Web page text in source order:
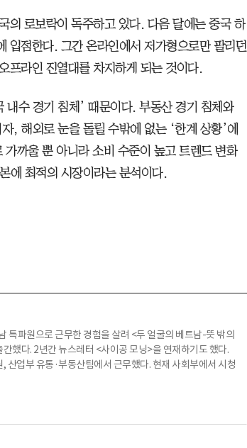
의 로보락이 독주하고 있다. 다음 달에는 중국 하
입점한다. 그간 온라인에서 저가형으로만 팔리던
프라인 진열대를 차지하게 되는 것이다.
내수 경기 침체’ 때문이다. 부동산 경기 침체와
, 해외로 눈을 돌릴 수밖에 없는 ‘한계 상황’에
까울 뿐 아니라 소비 수준이 높고 트렌드 변화
에 최적의 시장이라는 분석이다.
특파원으로 근무한 경험을 살려 <두 얼굴의 베트남-뜻 밖의
했다. 2년간 뉴스레터 <사이공 모닝>을 연재하기도 했다.
산업부 유통·부동산팀에서 근무했다. 현재 사회부에서 시청